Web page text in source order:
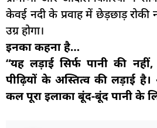
केवई नदी के प्रवाह में छेड़छाड़
उग्र होगा।
इनका कहना है…
“यह लड़ाई सिर्फ पानी की
पीढ़ियों के अस्तित्व की लड़ाई
कल पूरा इलाका बूंद-बूंद पानी के